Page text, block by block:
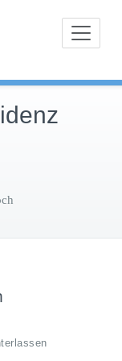
Sprakel-